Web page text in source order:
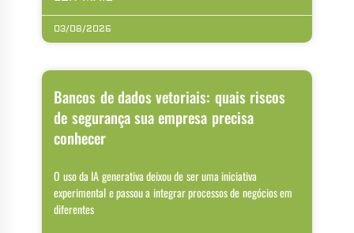
03/08/2026
Bancos de dados vetoriais: quais riscos
de segurança sua empresa precisa
conhecer
O uso da IA generativa deixou de ser uma iniciativa
experimental e passou a integrar processos de negócios em
diferentes